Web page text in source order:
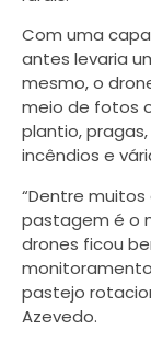
Com uma
antes levaria
mesmo, o
meio de fotos
plantio,
incêndios e
“Dentre
pastagem é o
drones ficou
pastejo
Azevedo.